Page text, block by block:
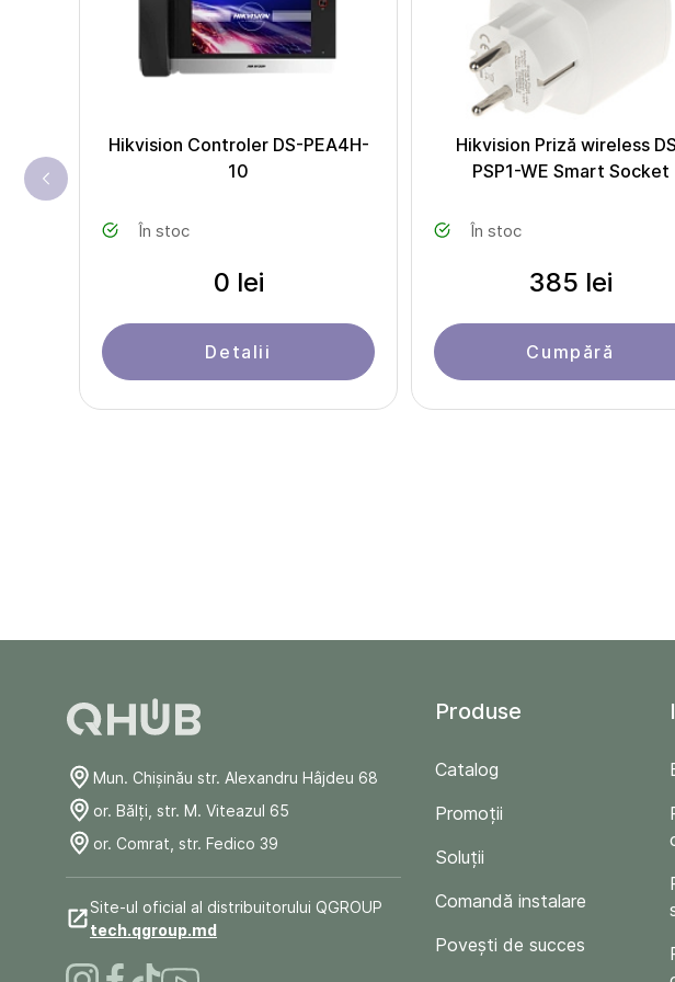
Hikvision Controler DS-PEA4H-
10
În stoc
0 lei
Detalii
Hikvision Priză wireless
PSP1-WE Smart Socket
În stoc
385 lei
Cumpără
Mun. Chişinău str. Alexandru Hâjdeu 68
or. Bălți, str. M. Viteazul 65
or. Comrat, str. Fedico 39
Site-ul oficial al distribuitorului QGROUP
tech.qgroup.md
Produse
Catalog
Promoții
Soluții
Comandă instalare
Povești de succes